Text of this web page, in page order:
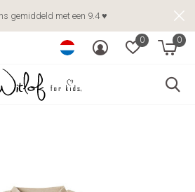
0 0
gemiddeld met een 9.4 ♥